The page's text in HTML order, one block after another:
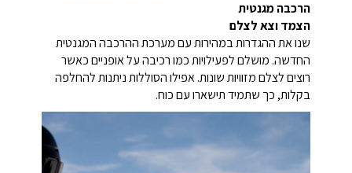
הרכבה מגנטית
הצמד וצא לצלם
שנו את ההגדרות במהירות עם מערכת ההרכבה המגנטית
החדשה. מושלם לפעילויות כמו רכיבה על אופניים כאשר
רוצים לצלם מזוויות שונות. אפילו הסוללות ניתנות להחלפה
בקלות, כך שתמיד תישארו עם כוח.